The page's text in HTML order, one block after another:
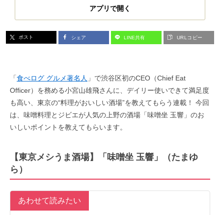
アプリで開く
ポスト シェア LINE共有 URLコピー
「食べログ グルメ著名人 」で渋谷区初のCEO（Chief Eat
Officer）を務める小宮山雄飛さんに、デイリー使いできて満足度
も高い、東京の“料理がおいしい酒場”を教えてもらう連載！ 今回
は、味噌料理とジビエが人気の上野の酒場「味噌坐 玉響」のお
いしいポイントを教えてもらいます。
【東京メシうま酒場】「味噌坐 玉響」（たまゆ
ら）
あわせて読みたい